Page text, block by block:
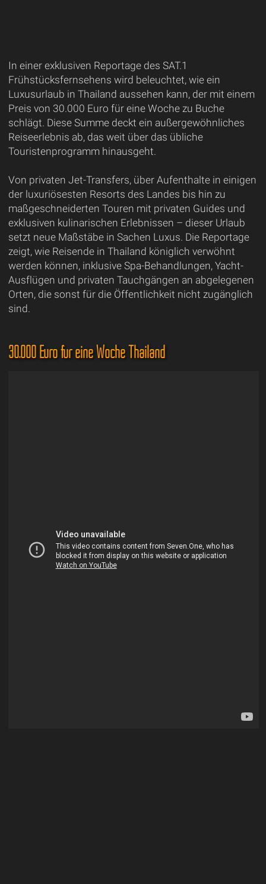
In einer exklusiven Reportage des SAT.1
Frühstücksfernsehens wird beleuchtet, wie ein
Luxusurlaub in Thailand aussehen kann, der mit einem
Preis von 30.000 Euro für eine Woche zu Buche
schlägt. Diese Summe deckt ein außergewöhnliches
Reiseerlebnis ab, das weit über das übliche
Touristenprogramm hinausgeht.
Von privaten Jet-Transfers, über Aufenthalte in einigen
der luxuriösesten Resorts des Landes bis hin zu
maßgeschneiderten Touren mit privaten Guides und
exklusiven kulinarischen Erlebnissen – dieser Urlaub
setzt neue Maßstäbe in Sachen Luxus. Die Reportage
zeigt, wie Reisende in Thailand königlich verwöhnt
werden können, inklusive Spa-Behandlungen, Yacht-
Ausflügen und privaten Tauchgängen an abgelegenen
Orten, die sonst für die Öffentlichkeit nicht zugänglich
sind.
30.000 Euro für eine Woche Thailand